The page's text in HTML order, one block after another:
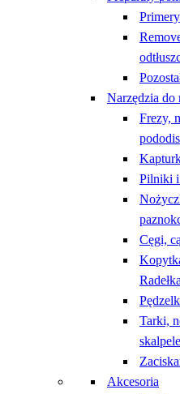
Primery
Narzędzia do
Frezy,
Pilniki
Cęgi,
Radełka
Tarki,
skalpele
Akcesoria